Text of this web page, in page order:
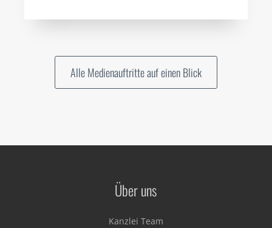
Alle Medienauftritte auf einen Blick
Über uns
Kanzlei Team